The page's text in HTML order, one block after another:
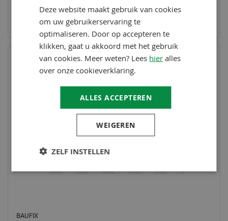
Multi- Lakverf crème wit 1 Liter
19,95
Op voorraad
BAUFIX
Deze website maakt gebruik van cookies
om uw gebruikerservaring te
optimaliseren. Door op accepteren te
klikken, gaat u akkoord met het gebruik
van cookies. Meer weten? Lees hier alles
over onze cookieverklaring.
ALLES ACCEPTEREN
WEIGEREN
ZELF INSTELLEN